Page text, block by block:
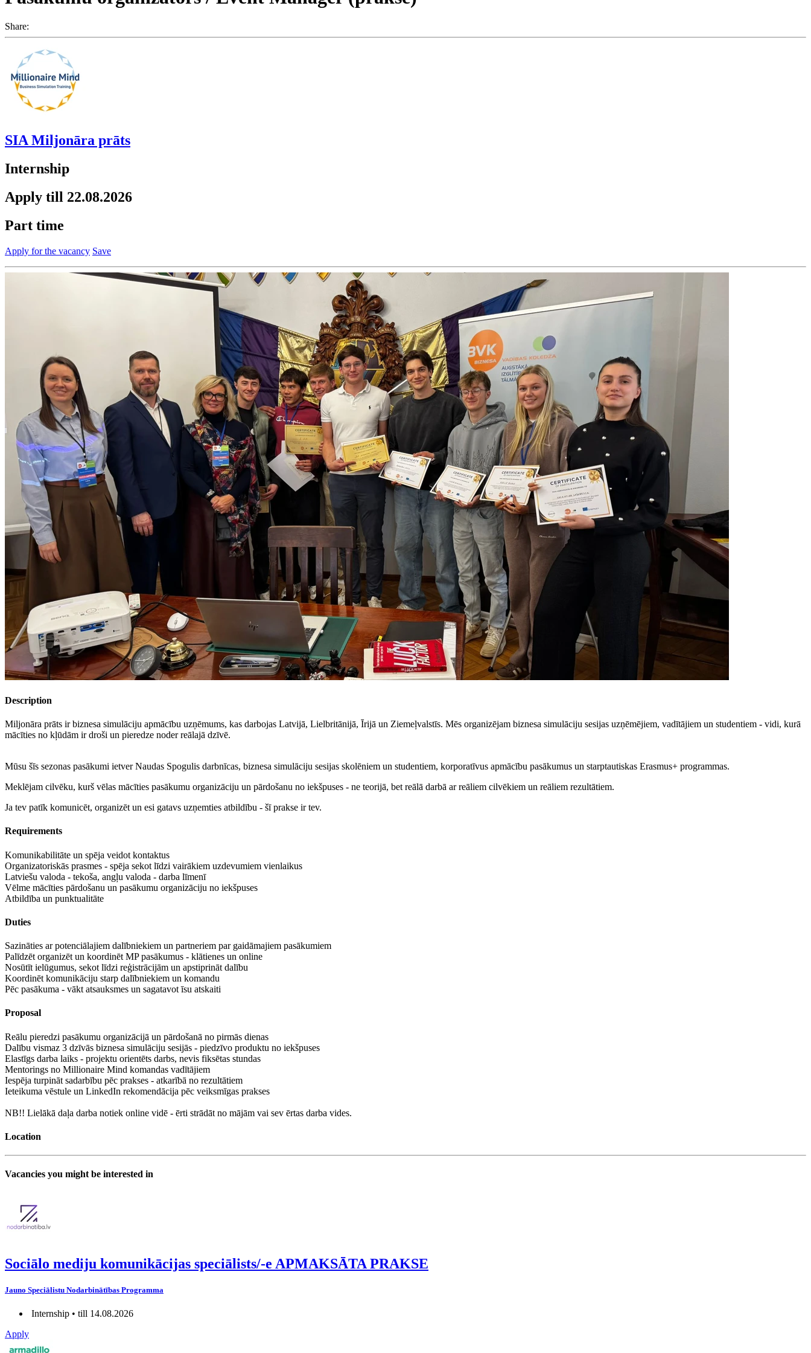
Share:
SIA Miljonāra prāts
Internship
Apply till 22.08.2026
Part time
Apply for the vacancy Save
Description
Miljonāra prāts ir biznesa simulāciju apmācību uzņēmums, kas darbojas Latvijā, Lielbritānijā, Īrijā un Ziemeļvalstīs. Mēs organizējam biznesa simulāciju sesijas uzņēmējiem, vadītājiem un studentiem - vidi, kurā
mācīties no kļūdām ir droši un pieredze noder reālajā dzīvē.
Mūsu šīs sezonas pasākumi ietver Naudas Spogulis darbnīcas, biznesa simulāciju sesijas skolēniem un studentiem, korporatīvus apmācību pasākumus un starptautiskas Erasmus+ programmas.
Meklējam cilvēku, kurš vēlas mācīties pasākumu organizāciju un pārdošanu no iekšpuses - ne teorijā, bet reālā darbā ar reāliem cilvēkiem un reāliem rezultātiem.
Ja tev patīk komunicēt, organizēt un esi gatavs uzņemties atbildību - šī prakse ir tev.
Requirements
Komunikabilitāte un spēja veidot kontaktus
Organizatoriskās prasmes - spēja sekot līdzi vairākiem uzdevumiem vienlaikus
Latviešu valoda - tekoša, angļu valoda - darba līmenī
Vēlme mācīties pārdošanu un pasākumu organizāciju no iekšpuses
Atbildība un punktualitāte
Duties
Sazināties ar potenciālajiem dalībniekiem un partneriem par gaidāmajiem pasākumiem
Palīdzēt organizēt un koordinēt MP pasākumus - klātienes un online
Nosūtīt ielūgumus, sekot līdzi reģistrācijām un apstiprināt dalību
Koordinēt komunikāciju starp dalībniekiem un komandu
Pēc pasākuma - vākt atsauksmes un sagatavot īsu atskaiti
Proposal
Reālu pieredzi pasākumu organizācijā un pārdošanā no pirmās dienas
Dalību vismaz 3 dzīvās biznesa simulāciju sesijās - piedzīvo produktu no iekšpuses
Elastīgs darba laiks - projektu orientēts darbs, nevis fiksētas stundas
Mentorings no Millionaire Mind komandas vadītājiem
Iespēja turpināt sadarbību pēc prakses - atkarībā no rezultātiem
Ieteikuma vēstule un LinkedIn rekomendācija pēc veiksmīgas prakses
NB!! Lielākā daļa darba notiek online vidē - ērti strādāt no mājām vai sev ērtas darba vides.
Location
Vacancies you might be interested in
Sociālo mediju komunikācijas speciālists/-e APMAKSĀTA PRAKSE
Jauno Speciālistu Nodarbinātības Programma
Internship • till 14.08.2026
Apply